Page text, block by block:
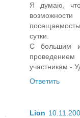
Я думаю, что
сутки.
С большим
участникам -
Ответить
Lion